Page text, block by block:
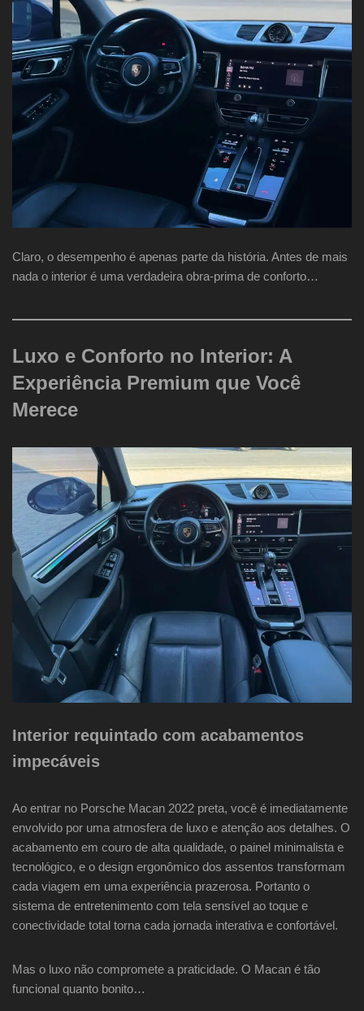
Claro, o desempenho é apenas parte da história. Antes de mais
nada o interior é uma verdadeira obra-prima de conforto…
Luxo e Conforto no Interior: A
Experiência Premium que Você
Merece
Interior requintado com acabamentos
impecáveis
Ao entrar no Porsche Macan 2022 preta, você é imediatamente
envolvido por uma atmosfera de luxo e atenção aos detalhes. O
acabamento em couro de alta qualidade, o painel minimalista e
tecnológico, e o design ergonômico dos assentos transformam
cada viagem em uma experiência prazerosa. Portanto o
sistema de entretenimento com tela sensível ao toque e
conectividade total torna cada jornada interativa e confortável.
Mas o luxo não compromete a praticidade. O Macan é tão
funcional quanto bonito…